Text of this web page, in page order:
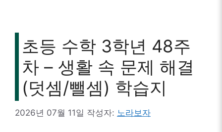
초등 수학 3학년 48주
차 – 생활 속 문제 해결
(덧셈/뺄셈) 학습지
2026년 07월 11일 작성자: 노라보자